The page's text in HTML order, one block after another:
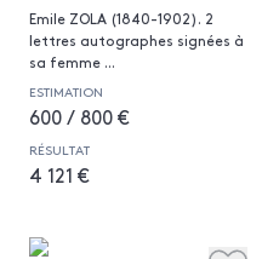
Emile ZOLA (1840-1902). 2
lettres autographes signées à
sa femme ...
ESTIMATION
600 / 800 €
RÉSULTAT
4 121 €